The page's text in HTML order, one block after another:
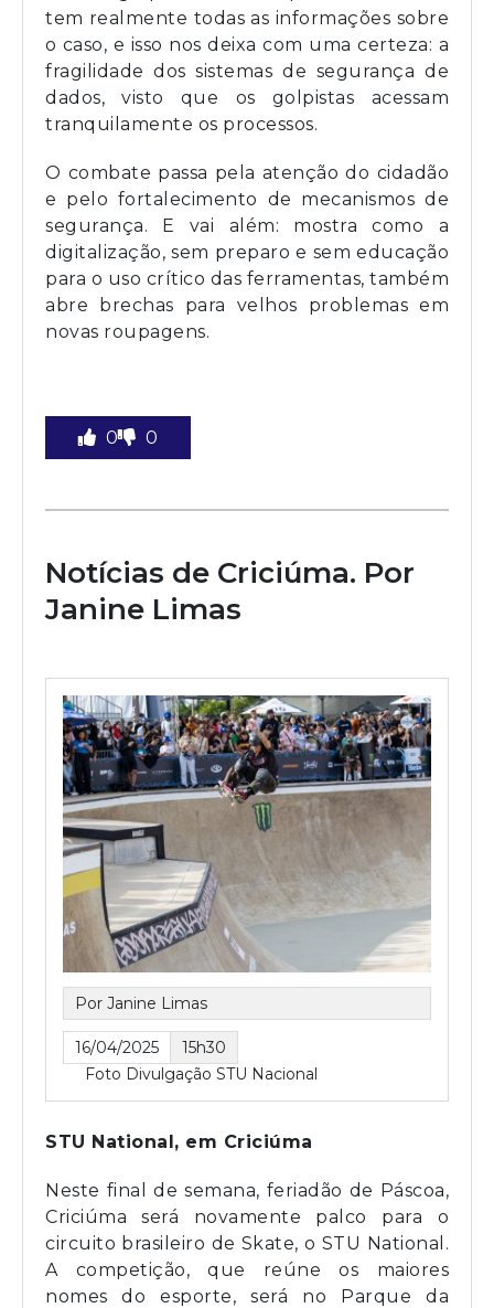
tem realmente todas as informações sobre
o caso, e isso nos deixa com uma certeza: a
fragilidade dos sistemas de segurança de
dados, visto que os golpistas acessam
tranquilamente os processos.
O combate passa pela atenção do cidadão
e pelo fortalecimento de mecanismos de
segurança. E vai além: mostra como a
digitalização, sem preparo e sem educação
para o uso crítico das ferramentas, também
abre brechas para velhos problemas em
novas roupagens.
0 0
Notícias de Criciúma. Por
Janine Limas
Por Janine Limas
16/04/2025
15h30
Foto Divulgação STU Nacional
STU National, em Criciúma
Neste final de semana, feriadão de Páscoa,
Criciúma será novamente palco para o
circuito brasileiro de Skate, o STU National.
A competição, que reúne os maiores
nomes do esporte, será no Parque da